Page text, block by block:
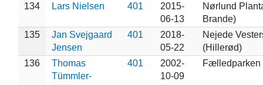
134 Lars Nielsen 401
2015-
06-13
Nørlund
Brande)
135
Jan Svejgaard
Jensen
401
2018-
05-22
Nejede
(Hillerød)
136
Thomas
Tümmler-
401
2002-
10-09
Fælledparken